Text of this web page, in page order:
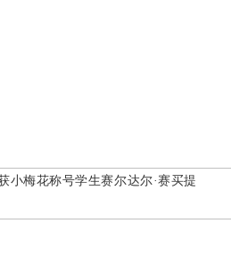
小梅花称号学生赛尔达尔·赛买提